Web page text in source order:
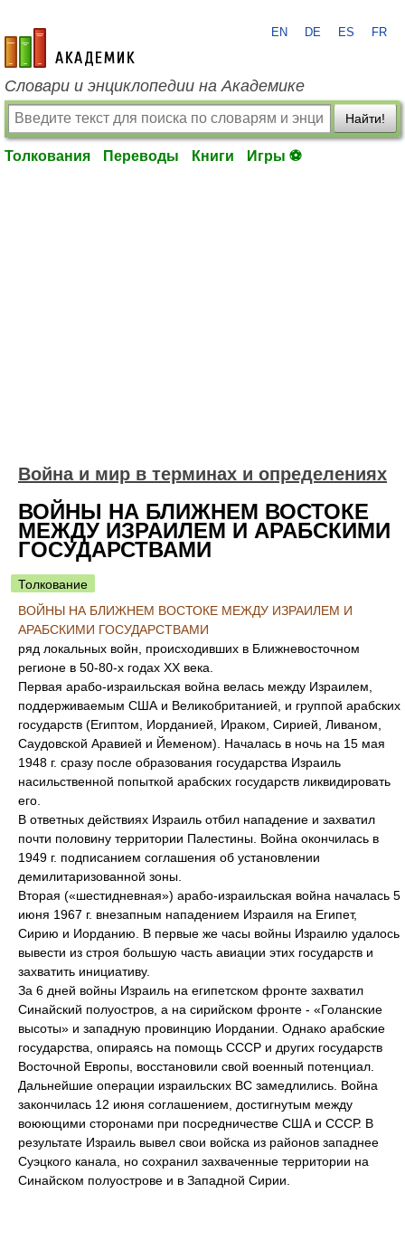
academic.ru
EN DE ES FR
Словари и энциклопедии на Академике
Найти!
Толкования Переводы Книги Игры ⚽
Война и мир в терминах и определениях
ВОЙНЫ НА БЛИЖНЕМ ВОСТОКЕ
МЕЖДУ ИЗРАИЛЕМ И АРАБСКИМИ
ГОСУДАРСТВАМИ
Толкование
ВОЙНЫ НА БЛИЖНЕМ ВОСТОКЕ МЕЖДУ ИЗРАИЛЕМ И
АРАБСКИМИ ГОСУДАРСТВАМИ
ряд локальных войн, происходивших в Ближневосточном
регионе в 50-80-х годах ХХ века.
Первая арабо-израильская война велась между Израилем,
поддерживаемым США и Великобританией, и группой арабских
государств (Египтом, Иорданией, Ираком, Сирией, Ливаном,
Саудовской Аравией и Йеменом). Началась в ночь на 15 мая
1948 г. сразу после образования государства Израиль
насильственной попыткой арабских государств ликвидировать
его.
В ответных действиях Израиль отбил нападение и захватил
почти половину территории Палестины. Война окончилась в
1949 г. подписанием соглашения об установлении
демилитаризованной зоны.
Вторая («шестидневная») арабо-израильская война началась 5
июня 1967 г. внезапным нападением Израиля на Египет,
Сирию и Иорданию. В первые же часы войны Израилю удалось
вывести из строя большую часть авиации этих государств и
захватить инициативу.
За 6 дней войны Израиль на египетском фронте захватил
Синайский полуостров, а на сирийском фронте - «Голанские
высоты» и западную провинцию Иордании. Однако арабские
государства, опираясь на помощь СССР и других государств
Восточной Европы, восстановили свой военный потенциал.
Дальнейшие операции израильских ВС замедлились. Война
закончилась 12 июня соглашением, достигнутым между
воюющими сторонами при посредничестве США и СССР. В
результате Израиль вывел свои войска из районов западнее
Суэцкого канала, но сохранил захваченные территории на
Синайском полуострове и в Западной Сирии.